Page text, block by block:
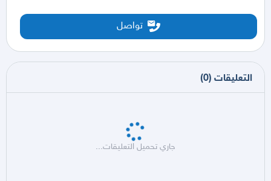
تواصل
التعليقات (
0
)
جاري تحميل التعليقات...